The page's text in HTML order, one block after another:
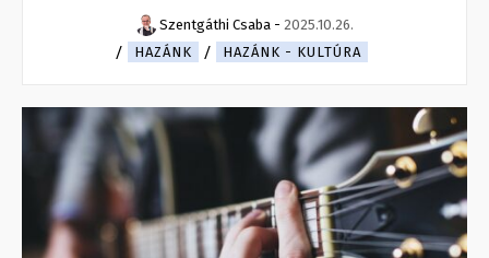
Szentgáthi Csaba - 2025.10.26.
HAZÁNK
HAZÁNK - KULTÚRA